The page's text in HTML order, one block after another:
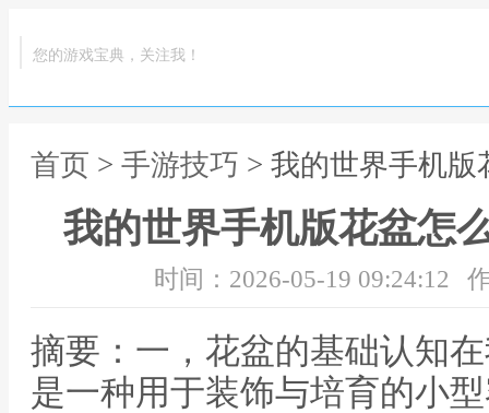
您的游戏宝典，关注我！
首页 > 手游技巧 > 我的世界手机
我的世界手机版花盆怎
时间：2026-05-19 09:24:12
摘要：一，花盆的基础认知
是一种用于装饰与培育的小